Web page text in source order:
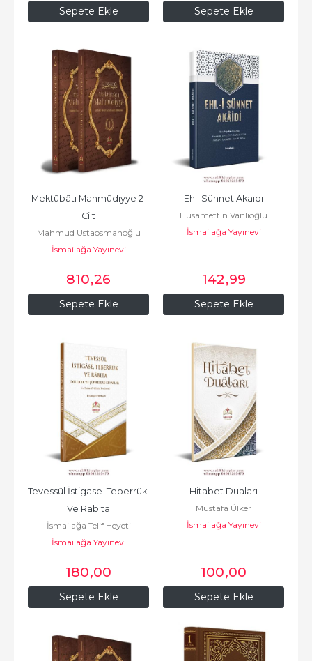
Sepete Ekle Sepete Ekle
Sepete Ekle
Mektûbâtı Mahmûdiyye 2
Cilt
Mahmud Ustaosmanoğlu
(K.S.)
İsmailağa Yayınevi
810,26
Sepete Ekle
Ehli Sünnet Akaidi
Hüsamettin Vanlıoğlu
İsmailağa Yayınevi
142,99
Sepete Ekle
Tevessül İstigase  Teberrük
Ve Rabıta
İsmailağa Telif Heyeti
İsmailağa Yayınevi
180,00
Sepete Ekle
Hitabet Duaları
Mustafa Ülker
İsmailağa Yayınevi
100,00